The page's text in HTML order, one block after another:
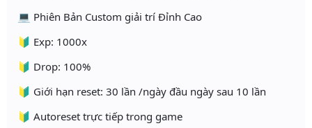
💻 Phiên Bản Custom giải trí Đỉnh Cao
🔰 Exp: 1000x
🔰 Drop: 100%
🔰 Giới hạn reset: 30 lần /ngày đầu ngày sau 10 lần
🔰 Autoreset trực tiếp trong game